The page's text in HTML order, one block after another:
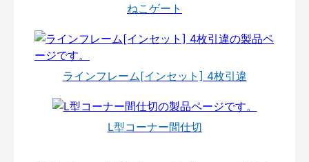
ねこゲート
ラインフレーム[インセット] 4枚引違
L型コーナー間仕切